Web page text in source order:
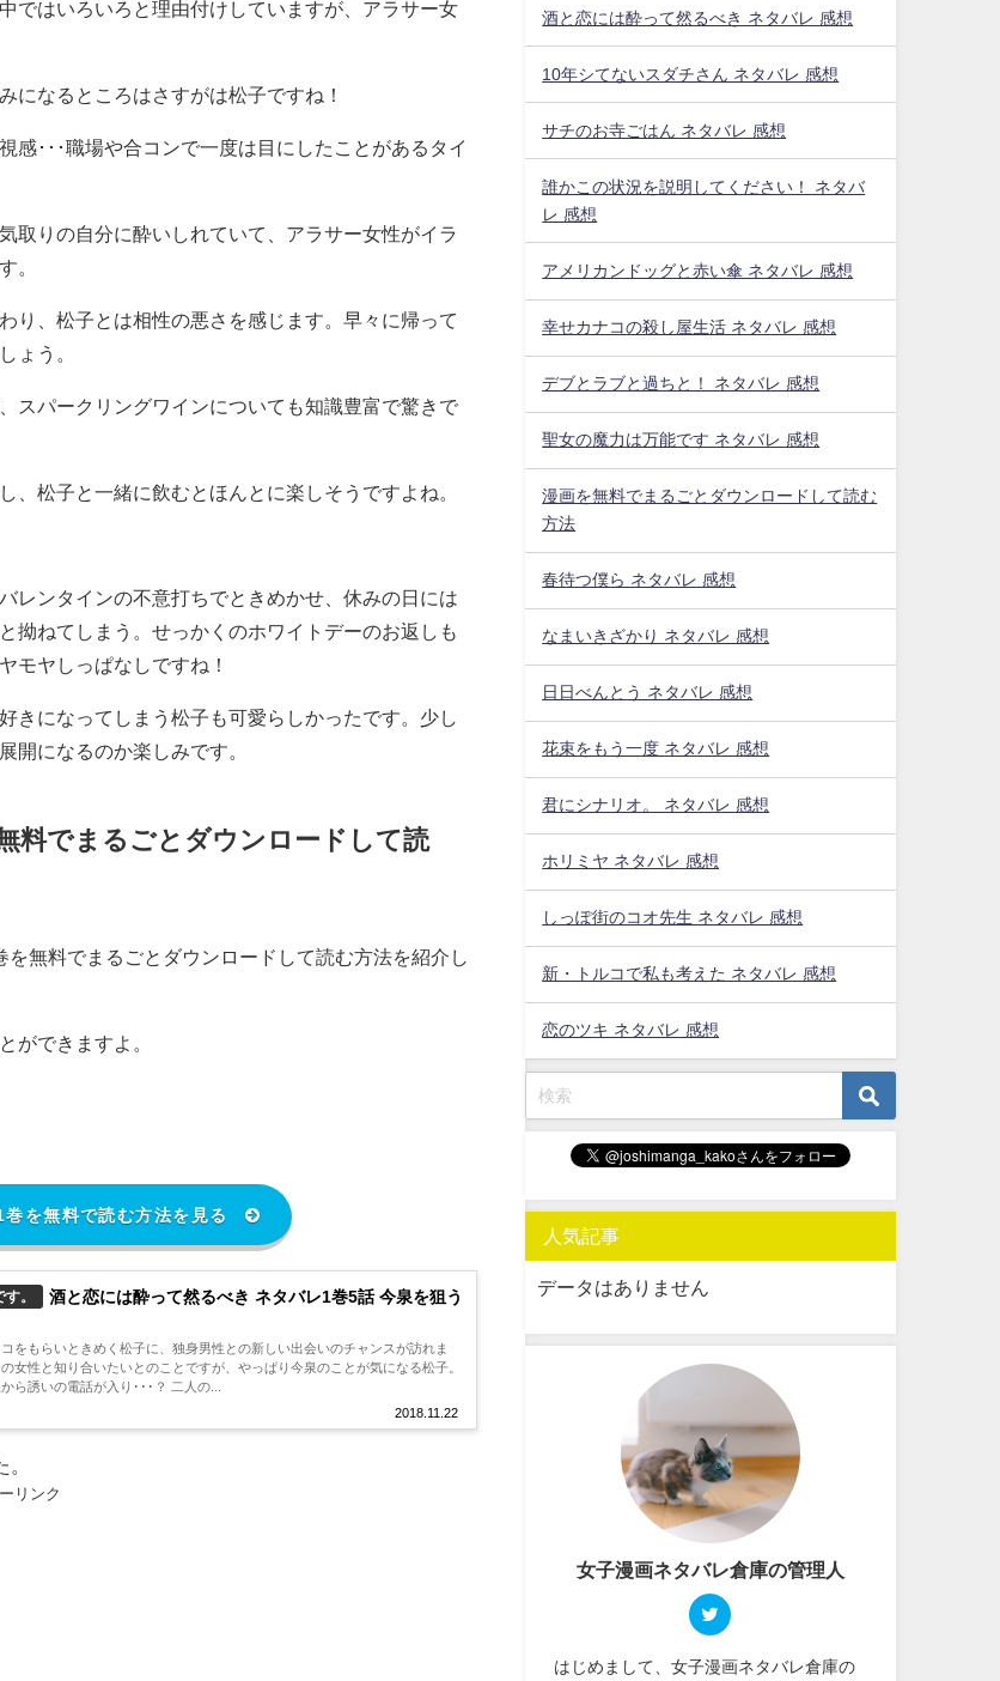
ではいろいろと理由付けしていますが、アラサー女
になるところはさすがは松子ですね！
感･･･職場や合コンで一度は目にしたことがあるタイ
取りの自分に酔いしれていて、アラサー女性がイラ
。
り、松子とは相性の悪さを感じます。早々に帰って
ょう。
スパークリングワインについても知識豊富で驚きで
、松子と一緒に飲むとほんとに楽しそうですよね。
レンタインの不意打ちでときめかせ、休みの日には
拗ねてしまう。せっかくのホワイトデーのお返しも
モヤしっぱなしですね！
きになってしまう松子も可愛らしかったです。少し
開になるのか楽しみです。
料でまるごとダウンロードして読
を無料でまるごとダウンロードして読む方法を紹介し
ができますよ。
巻を無料で読む方法を見る
。
酒と恋には酔って然るべき ネタバレ1巻5話 今泉を狙う
2018.11.22
をもらいときめく松子に、独身男性との新しい出会いのチャンスが訪れま
女性と知り合いたいとのことですが、やっぱり今泉のことが気になる松子。
ら誘いの電話が入り･･･？ 二人の...
リンク
酒と恋には酔って然るべき ネタバレ 感想
10年シてないスダチさん ネタバレ 感想
サチのお寺ごはん ネタバレ 感想
誰かこの状況を説明してください！ ネタバ
レ 感想
アメリカンドッグと赤い傘 ネタバレ 感想
幸せカナコの殺し屋生活 ネタバレ 感想
デブとラブと過ちと！ ネタバレ 感想
聖女の魔力は万能です ネタバレ 感想
漫画を無料でまるごとダウンロードして読む
方法
春待つ僕ら ネタバレ 感想
なまいきざかり ネタバレ 感想
日日べんとう ネタバレ 感想
花束をもう一度 ネタバレ 感想
君にシナリオ。 ネタバレ 感想
ホリミヤ ネタバレ 感想
しっぽ街のコオ先生 ネタバレ 感想
新・トルコで私も考えた ネタバレ 感想
恋のツキ ネタバレ 感想
人気記事
データはありません
女子漫画ネタバレ倉庫の管理人
はじめまして、女子漫画ネタバレ倉庫の